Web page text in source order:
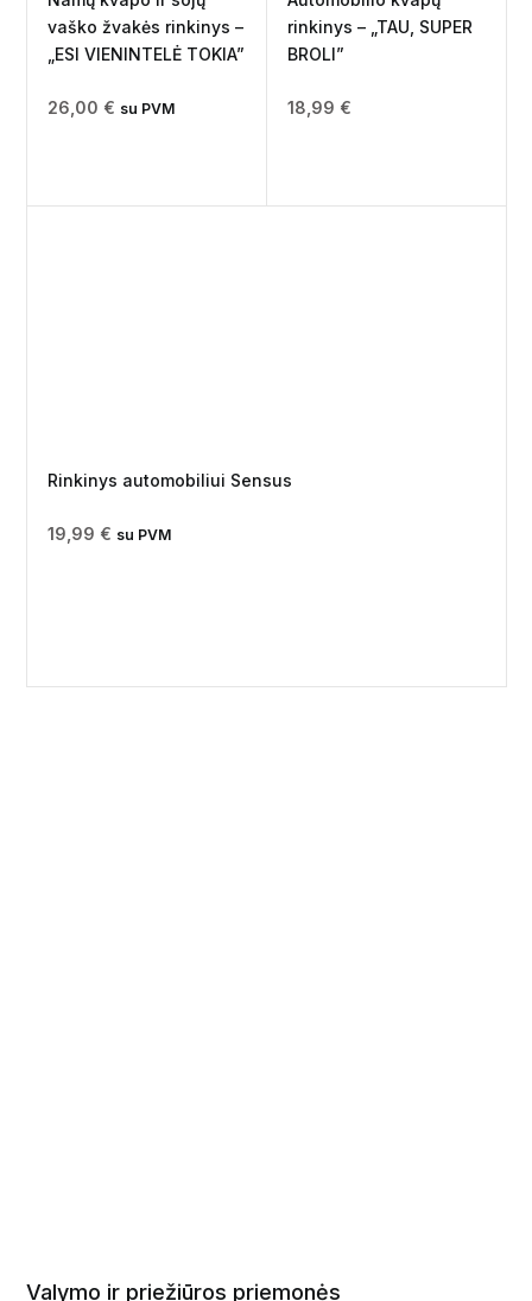
vaško žvakės rinkinys –
„ESI VIENINTELĖ TOKIA”
26,00 € su PVM
rinkinys – „TAU, SUPER
BROLI”
18,99 €
Rinkinys automobiliui Sensus
19,99 € su PVM
Valymo ir priežiūros priemonės